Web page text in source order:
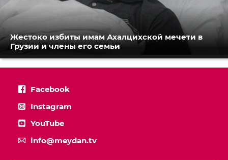
Жестоко избиты имам Ахалцихской мечети в
Грузии и члены его семьи
Facebook
Instagram
YouTube
info@meydan.tv